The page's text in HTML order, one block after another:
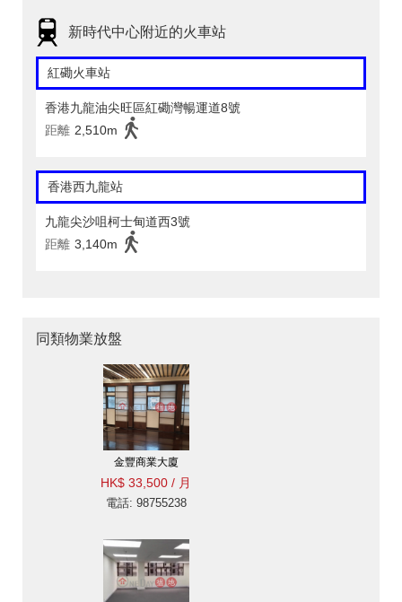
新時代中心附近的火車站
紅磡火車站
香港九龍油尖旺區紅磡灣暢運道8號
距離 2,510m
香港西九龍站
九龍尖沙咀柯士甸道西3號
距離 3,140m
同類物業放盤
金豐商業大廈
HK$ 33,500 / 月
電話: 98755238